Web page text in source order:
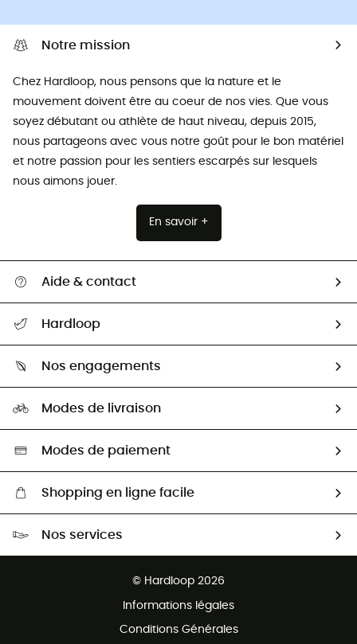
Notre mission
Chez Hardloop, nous pensons que la nature et le
mouvement doivent être au coeur de nos vies. Que vous
soyez débutant ou athlète de haut niveau, depuis 2015,
nous partageons avec vous notre goût pour le bon matériel
et notre passion pour les sentiers escarpés sur lesquels
nous aimons jouer.
En savoir +
Aide & contact
Retour & remboursement
Guide des tailles
Seconde Main
Aide & Contact
Hardloop
HardGuides
Nos engagements
Sélection éco-responsable
Modes de livraison
Modes de paiement
Shopping en ligne facile
Nos services
© Hardloop 2026
Informations légales
Conditions Générales